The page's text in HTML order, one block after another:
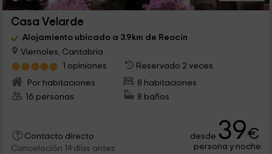
Casa Velarde
Alojamiento ubicado a 3.9km de Reocin
Viernoles, Cantabria
1 opiniones
Reservado 2 veces
Por habitaciones
8 habitaciones
16 personas
8 baños
Contacto directo
Cancelación 14 días antes
desde 39€
persona y noche